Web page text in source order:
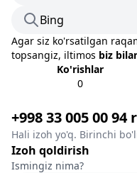
Bing
Agar siz ko'rsatilgan
topsangiz, iltimos biz
Ko'rishlar
0
+998 33 005 00
Hali izoh yo'q. Birinchi
Izoh qoldirish
Ismingiz nima?